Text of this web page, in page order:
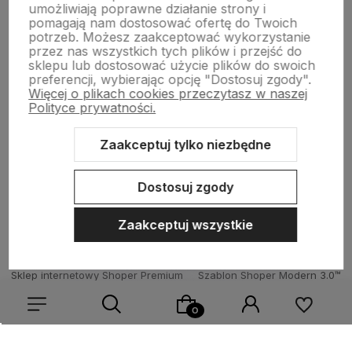
Płatności i zwroty
Wsparcie
Sklep internetowy Shoper Premium
Szablon Shoper Modern 3.0™
umożliwiają poprawne działanie strony i
pomagają nam dostosować ofertę do Twoich
potrzeb. Możesz zaakceptować wykorzystanie
przez nas wszystkich tych plików i przejść do
sklepu lub dostosować użycie plików do swoich
preferencji, wybierając opcję "Dostosuj zgody".
Więcej o plikach cookies przeczytasz w naszej
Polityce prywatności.
Zaakceptuj tylko niezbędne
Dostosuj zgody
Zaakceptuj wszystkie